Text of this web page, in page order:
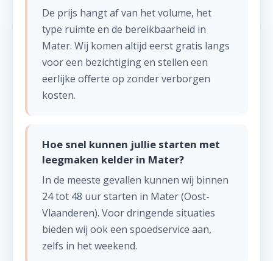
De prijs hangt af van het volume, het
type ruimte en de bereikbaarheid in
Mater. Wij komen altijd eerst gratis langs
voor een bezichtiging en stellen een
eerlijke offerte op zonder verborgen
kosten.
Hoe snel kunnen jullie starten met
leegmaken kelder in Mater?
In de meeste gevallen kunnen wij binnen
24 tot 48 uur starten in Mater (Oost-
Vlaanderen). Voor dringende situaties
bieden wij ook een spoedservice aan,
zelfs in het weekend.